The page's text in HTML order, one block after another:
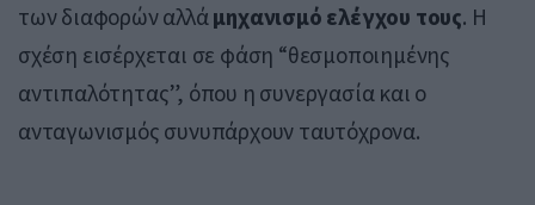
των διαφορών αλλά μηχανισμό ελέγχου τους. Η
σχέση εισέρχεται σε φάση “θεσμοποιημένης
αντιπαλότητας”, όπου η συνεργασία και ο
ανταγωνισμός συνυπάρχουν ταυτόχρονα.